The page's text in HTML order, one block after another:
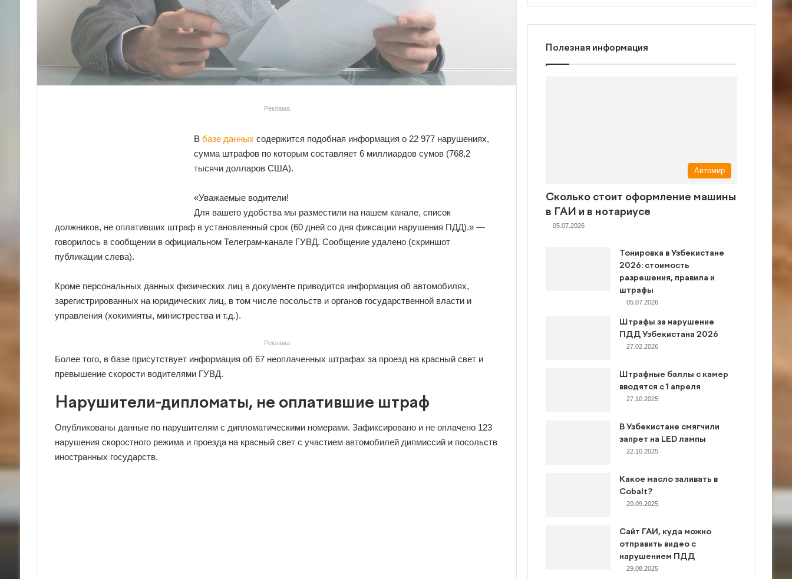
Реклама
Вбазе данных содержится подобная информация о 22 977 нарушениях,
сумма штрафов по которым составляет 6 миллиардов сумов (768,2
тысячи долларов США).
«Уважаемые водители!
Для вашего удобства мы разместили на нашем канале, список
должников, не оплативших штраф в установленный срок (60 дней со дня фиксации нарушения ПДД).» —
говорилось в сообщении в официальном Телеграм-канале ГУВД. Сообщение удалено (скриншот
публикации слева).
Кроме персональных данных физических лиц в документе приводится информация об автомобилях,
зарегистрированных на юридических лиц, в том числе посольств и органов государственной власти и
управления (хокимияты, министрества и т.д.).
Реклама
Более того, в базе присутствует информация об 67 неоплаченных штрафах за проезд на красный свет и
превышение скорости водителями ГУВД.
Нарушители-дипломаты, не оплатившие штраф
Опубликованы данные по нарушителям с дипломатическими номерами. Зафиксировано и не оплачено 123
нарушения скоростного режима и проезда на красный свет с участием автомобилей дипмиссий и посольств
иностранных государств.
Полезная информация
Автомир
Сколько стоит оформление машины
в ГАИ и в нотариусе
05.07.2026
Тонировка в Узбекистане
2026: стоимость
разрешения, правила и
штрафы
05.07.2026
Штрафы за нарушение
ПДД Узбекистана 2026
27.02.2026
Штрафные баллы с камер
вводятся с 1 апреля
27.10.2025
В Узбекистане смягчили
запрет на LED лампы
22.10.2025
Какое масло заливать в
Cobalt?
20.09.2025
Сайт ГАИ, куда можно
отправить видео с
нарушением ПДД
29.08.2025